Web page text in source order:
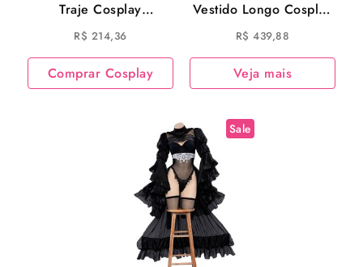
Traje Cosplay
Scaramouche Game
Genshin Impact
R$ 214,36
Comprar Cosplay
Vestido Longo Cosplay
de Princesa Zelda (The
Legend Of Zelda)
Game Breath Of The
Wild
R$ 439,88
Veja mais
Sale